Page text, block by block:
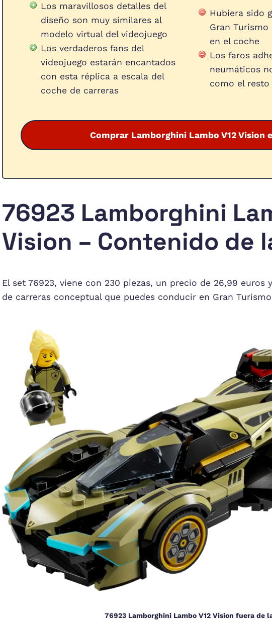
Los maravillosos detalles del
diseño son muy similares al
modelo virtual del videojuego
Los verdaderos fans del
videojuego estarán encantados
con esta réplica a escala del
coche de carreras
Hubiera sido
Gran
en el coche
Los faros
neumáticos
como el resto
Comprar Lamborghini Lambo V12 Vision
76923 Lamborghini
Vision – Contenido de
El set 76923, viene con 230 piezas, un precio de 26,99 euros
de carreras conceptual que puedes conducir en Gran
76923 Lamborghini Lambo V12 Vision fuera de